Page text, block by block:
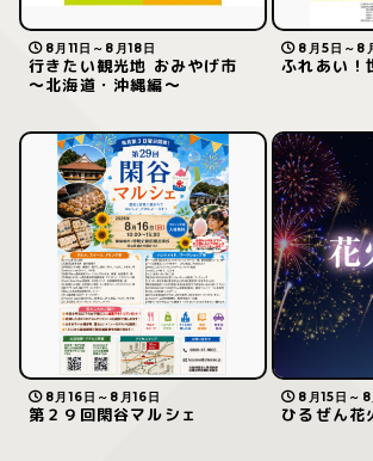
8月11日～8月18日
行きたい観光地 おみやげ市
～北海道・沖縄編～
8月5日～8
ふれあい！
8月16日～8月16日
第２９回閑谷マルシェ
8月15日～8
ひるぜん